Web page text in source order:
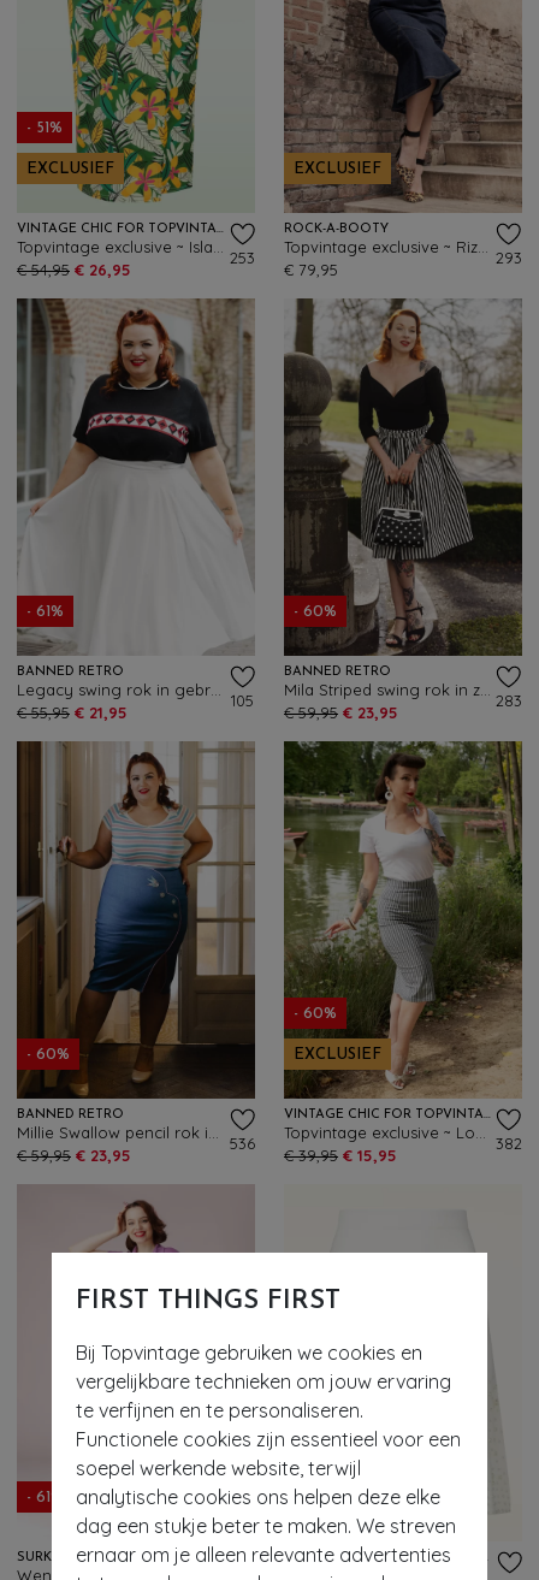
FIRST THINGS FIRST
Bij Topvintage gebruiken we cookies en
vergelijkbare technieken om jouw ervaring
te verfijnen en te personaliseren.
Functionele cookies zijn essentieel voor een
soepel werkende website, terwijl
analytische cookies ons helpen deze elke
dag een stukje beter te maken. We streven
ernaar om je alleen relevante advertenties
- 51%
EXCLUSIEF
VINTAGE CHIC FOR TOPVINTAGE
€ 54,95 € 26,95
253
EXCLUSIEF
ROCK-A-BOOTY
€ 79,95
293
- 61%
BANNED RETRO
€ 55,95 € 21,95
105
- 60%
BANNED RETRO
€ 59,95 € 23,95
283
- 60%
BANNED RETRO
€ 59,95 € 23,95
536
- 60%
EXCLUSIEF
VINTAGE CHIC FOR TOPVINTAGE
€ 39,95 € 15,95
382
- 61%
SURKANA
EXCLUSIEF
TOPVINTAGE BOUTIQUE COLLECTION